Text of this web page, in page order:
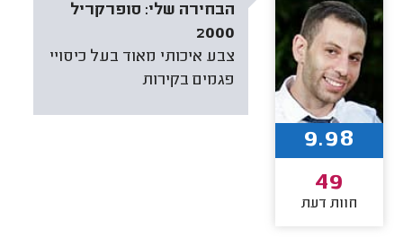
הבחירה שלי: סופרקריל
2000
צבע איכותי מאוד בעל כיסויי
פגמים בקירות
9.98
49
חוות דעת